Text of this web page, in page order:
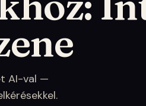
AI-val —